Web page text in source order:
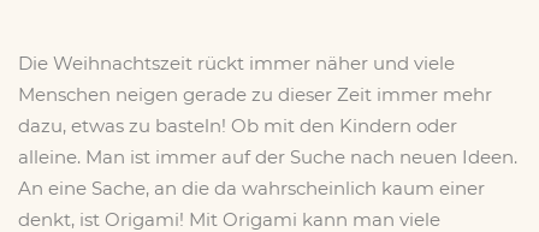
Die Weihnachtszeit rückt immer näher und viele
Menschen neigen gerade zu dieser Zeit immer mehr
dazu, etwas zu basteln! Ob mit den Kindern oder
alleine. Man ist immer auf der Suche nach neuen Ideen.
An eine Sache, an die da wahrscheinlich kaum einer
denkt, ist Origami! Mit Origami kann man viele